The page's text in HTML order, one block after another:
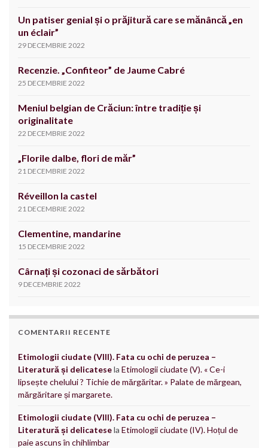
Un patiser genial și o prăjitură care se mănâncă „en
un éclair”
29 DECEMBRIE 2022
Recenzie. „Confiteor” de Jaume Cabré
25 DECEMBRIE 2022
Meniul belgian de Crăciun: între tradiție și
originalitate
22 DECEMBRIE 2022
„Florile dalbe, flori de măr”
21 DECEMBRIE 2022
Réveillon la castel
21 DECEMBRIE 2022
Clementine, mandarine
15 DECEMBRIE 2022
Cârnați și cozonaci de sărbători
9 DECEMBRIE 2022
COMENTARII RECENTE
Etimologii ciudate (VIII). Fata cu ochi de peruzea –
Literatură și delicatesela Etimologii ciudate (V). « Ce-i
lipsește chelului ? Tichie de mărgăritar. » Palate de mărgean,
mărgăritare și margarete.
Etimologii ciudate (VIII). Fata cu ochi de peruzea –
Literatură și delicatesela Etimologii ciudate (IV). Hoțul de
paie ascuns în chihlimbar